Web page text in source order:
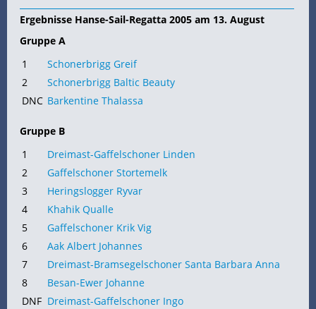
Ergebnisse Hanse-Sail-Regatta 2005 am 13. August
Gruppe A
1
Schonerbrigg Greif
2
Schonerbrigg Baltic Beauty
DNC Barkentine Thalassa
Gruppe B
1
Dreimast-Gaffelschoner Linden
2
Gaffelschoner Stortemelk
3
Heringslogger Ryvar
4
Khahik Qualle
5
Gaffelschoner Krik Vig
6
Aak Albert Johannes
7
Dreimast-Bramsegelschoner Santa Barbara Anna
8
Besan-Ewer Johanne
DNF Dreimast-Gaffelschoner Ingo